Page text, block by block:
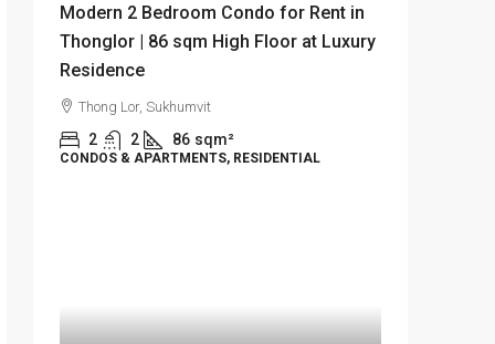
Modern 2 Bedroom Condo for Rent in
Thonglor | 86 sqm High Floor at Luxury
Residence
Thong Lor, Sukhumvit
2 2 86 sqm²
CONDOS & APARTMENTS, RESIDENTIAL